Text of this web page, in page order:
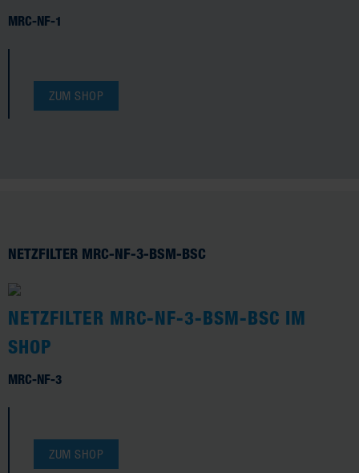
MRC-NF-1
ZUM SHOP
NETZFILTER MRC-NF-3-BSM-BSC
NETZFILTER MRC-NF-3-BSM-BSC IM
SHOP
MRC-NF-3
ZUM SHOP